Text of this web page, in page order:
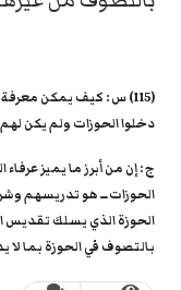
(115) س : كيف يمكن
دخلوا الحوزات ولم يكن
ج : إن من أبرز ما يميز
الحوزات ــ هو تدريسهم
الحوزة الذي يسلك تقديس
بالتصوف في الحوزة بما لا